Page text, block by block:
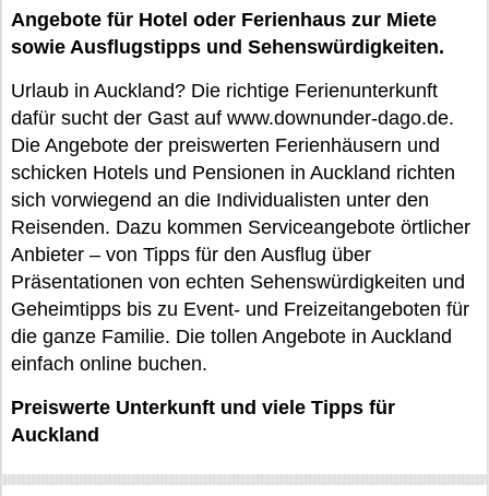
Angebote für Hotel oder Ferienhaus zur Miete
sowie Ausflugstipps und Sehenswürdigkeiten.
Urlaub in Auckland? Die richtige Ferienunterkunft
dafür sucht der Gast auf www.downunder-dago.de.
Die Angebote der preiswerten Ferienhäusern und
schicken Hotels und Pensionen in Auckland richten
sich vorwiegend an die Individualisten unter den
Reisenden. Dazu kommen Serviceangebote örtlicher
Anbieter – von Tipps für den Ausflug über
Präsentationen von echten Sehenswürdigkeiten und
Geheimtipps bis zu Event- und Freizeitangeboten für
die ganze Familie. Die tollen Angebote in Auckland
einfach online buchen.
Preiswerte Unterkunft und viele Tipps für
Auckland